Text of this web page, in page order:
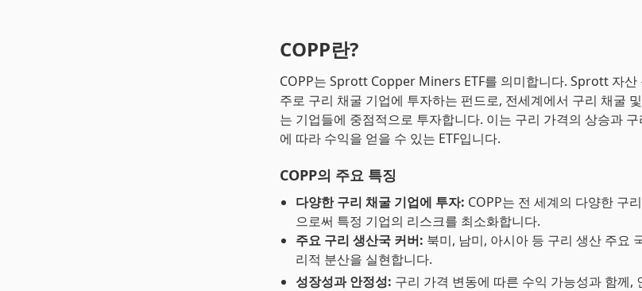
COPP란?
COPP는 Sprott Copper Miners ETF를 의미합니다. Sprott 자산
주로 구리 채굴 기업에 투자하는 펀드로, 전세계에서 구리 채굴
는 기업들에 중점적으로 투자합니다. 이는 구리 가격의 상승과
에 따라 수익을 얻을 수 있는 ETF입니다.
COPP의 주요 특징
다양한 구리 채굴 기업에 투자: COPP는 전 세계의 다양한 구
으로써 특정 기업의 리스크를 최소화합니다.
주요 구리 생산국 커버: 북미, 남미, 아시아 등 구리 생산 주요
리적 분산을 실현합니다.
성장성과 안정성: 구리 가격 변동에 따른 수익 가능성과 함께,